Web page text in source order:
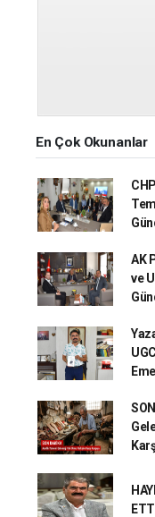
En Çok Okunanlar
AK
ve